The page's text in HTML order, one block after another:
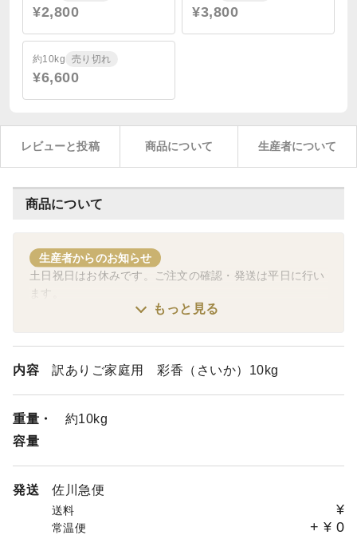
¥2,800 ¥3,800
約10kg 売り切れ
¥6,600
レビューと投稿 商品について 生産者について
商品について
生産者からのお知らせ
土日祝日はお休みです。ご注文の確認・発送は平日に行い
ます。
もっと見る
内容 訳ありご家庭用 彩香（さいか）10kg
重量・
容量
約10kg
発送 佐川急便
送料 ¥
常温便 + ¥ 0